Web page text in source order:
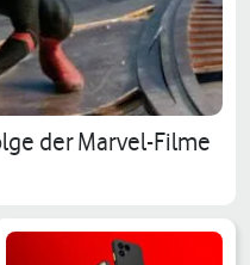
der Marvel-Filme